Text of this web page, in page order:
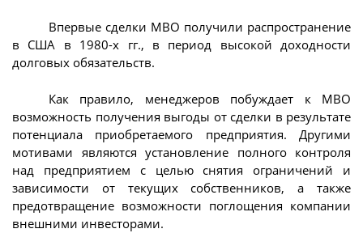
Впервые сделки МВО получили распространение
в США в 1980-х гг., в период высокой доходности
долговых обязательств.
Как правило, менеджеров побуждает к МВО
возможность получения выгоды от сделки в результате
потенциала приобретаемого предприятия. Другими
мотивами являются установление полного контроля
над предприятием с целью снятия ограничений и
зависимости от текущих собственников, а также
предотвращение возможности поглощения компании
внешними инвесторами.